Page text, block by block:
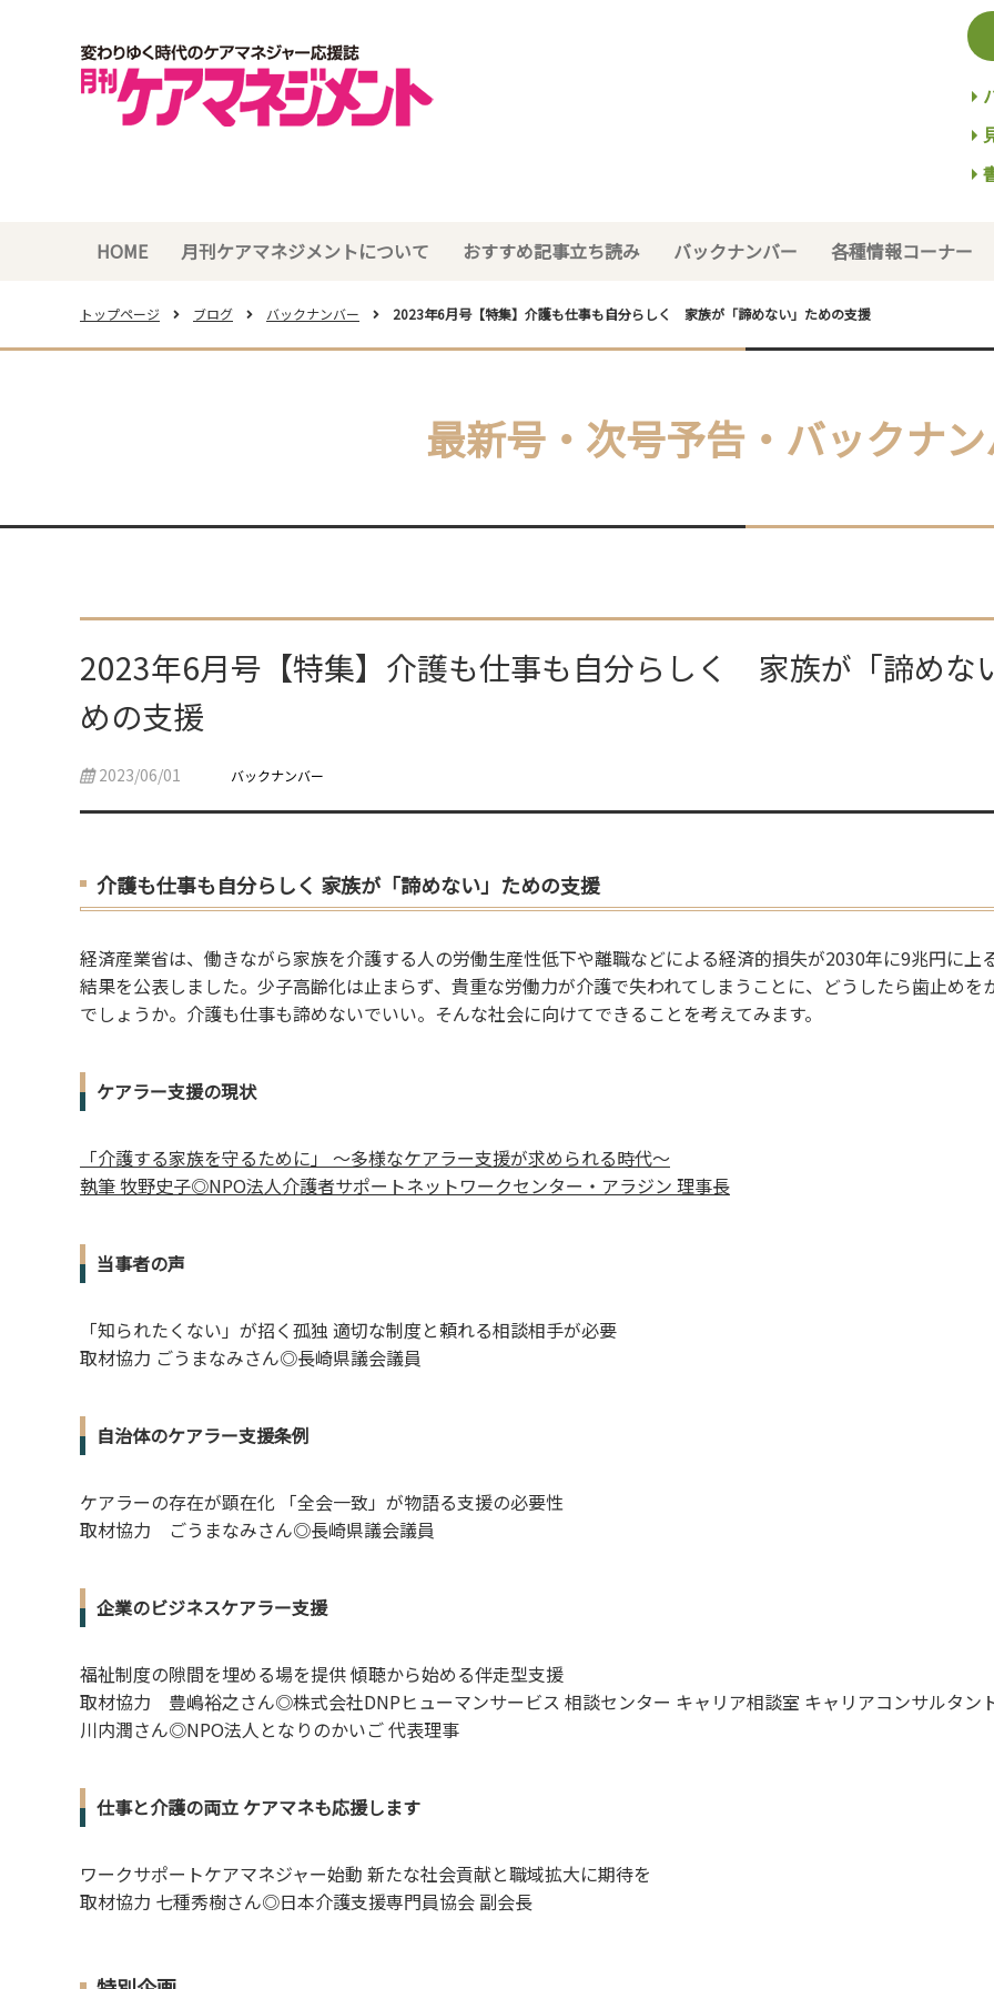
HOME 月刊ケアマネジメントについて おすすめ記事立ち読み バックナンバー 各種情報コーナー
トップページ ブログ バックナンバー 2023年6月号【特集】介護も仕事も自分らしく 家族が「諦めない」ための支援
最新号・次号予告・バックナ
2023年6月号【特集】介護も仕事も自分らしく 家族が「諦めな
めの支援
2023/06/01 バックナンバー
介護も仕事も自分らしく 家族が「諦めない」ための支援
経済産業省は、働きながら家族を介護する人の労働生産性低下や離職などによる経済的損失が2030年に9兆円に上
結果を公表しました。少子高齢化は止まらず、貴重な労働力が介護で失われてしまうことに、どうしたら歯止めを
でしょうか。介護も仕事も諦めないでいい。そんな社会に向けてできることを考えてみます。
ケアラー支援の現状
「介護する家族を守るために」 ～多様なケアラー支援が求められる時代～
執筆 牧野史子◎NPO法人介護者サポートネットワークセンター・アラジン 理事長
当事者の声
「知られたくない」が招く孤独 適切な制度と頼れる相談相手が必要
取材協力 ごうまなみさん◎長崎県議会議員
自治体のケアラー支援条例
ケアラーの存在が顕在化 「全会一致」が物語る支援の必要性
取材協力 ごうまなみさん◎長崎県議会議員
企業のビジネスケアラー支援
福祉制度の隙間を埋める場を提供 傾聴から始める伴走型支援
取材協力 豊嶋裕之さん◎株式会社DNPヒューマンサービス 相談センター キャリア相談室 キャリアコンサルタン
川内潤さん◎NPO法人となりのかいご 代表理事
仕事と介護の両立 ケアマネも応援します
ワークサポートケアマネジャー始動 新たな社会貢献と職域拡大に期待を
取材協力 七種秀樹さん◎日本介護支援専門員協会 副会長